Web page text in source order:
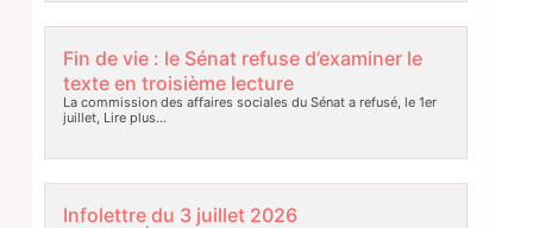
Fin de vie : le Sénat refuse d’examiner le
texte en troisième lecture
La commission des affaires sociales du Sénat a refusé, le 1er
juillet, Lire plus…
Infolettre du 3 juillet 2026